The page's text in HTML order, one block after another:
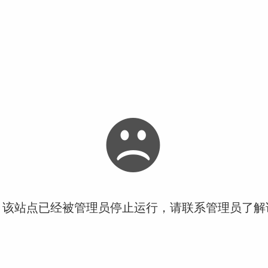
站点已经被管理员停止运行，请联系管理员了